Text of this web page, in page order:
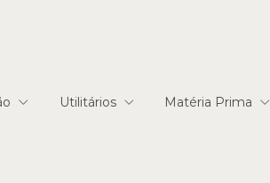
Utilitários Matéria Prima